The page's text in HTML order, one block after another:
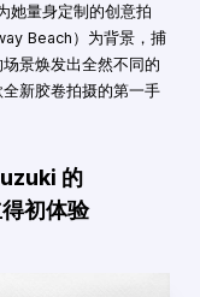
她量身定制的创意拍
Beach）为背景，捕
景焕发出全然不同的
新胶卷拍摄的第一手
的
初体验